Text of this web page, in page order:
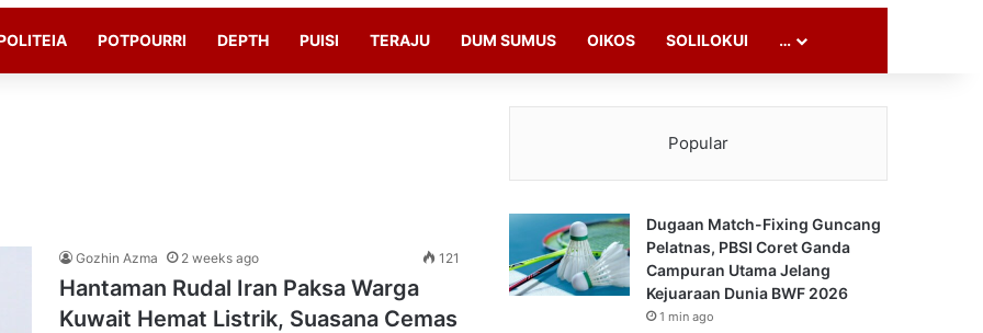
POTPOURRI DEPTH PUISI TERAJU DUM SUMUS OIKOS SOLILOKUI …
Gozhin Azma 2 weeks ago 121
Hantaman Rudal Iran Paksa Warga
Kuwait Hemat Listrik, Suasana Cemas
Popular
Dugaan Match-Fixing Guncang
Pelatnas, PBSI Coret Ganda
Campuran Utama Jelang
Kejuaraan Dunia BWF 2026
1 min ago